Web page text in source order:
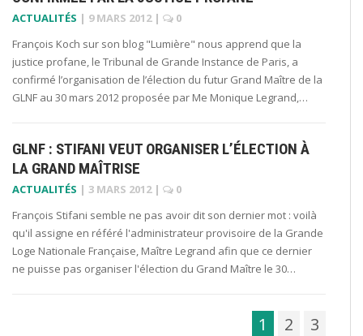
ACTUALITÉS | 9 MARS 2012 |
0
François Koch sur son blog "Lumière" nous apprend que la
justice profane, le Tribunal de Grande Instance de Paris, a
confirmé l’organisation de l’élection du futur Grand Maître de la
GLNF au 30 mars 2012 proposée par Me Monique Legrand,…
GLNF : STIFANI VEUT ORGANISER L’ÉLECTION À
LA GRAND MAÎTRISE
ACTUALITÉS | 3 MARS 2012 |
0
François Stifani semble ne pas avoir dit son dernier mot : voilà
qu'il assigne en référé l'administrateur provisoire de la Grande
Loge Nationale Française, Maître Legrand afin que ce dernier
ne puisse pas organiser l'élection du Grand Maître le 30…
1 2 3